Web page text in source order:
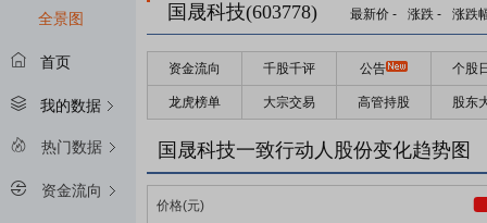
全景图
首页
我的数据
热门数据
资金流向
国晟科技(603778) 最新价 - 涨跌 - 涨跌
资金流向 千股千评 公告 个股
龙虎榜单 大宗交易 高管持股 股东
国晟科技一致行动人股份变化趋势图